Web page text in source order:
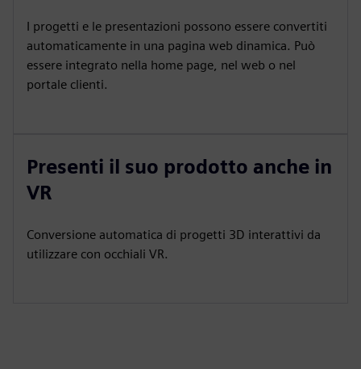
I progetti e le presentazioni possono essere convertiti
automaticamente in una pagina web dinamica. Può
essere integrato nella home page, nel web o nel
portale clienti.
Presenti il suo prodotto anche in
VR
Conversione automatica di progetti 3D interattivi da
utilizzare con occhiali VR.